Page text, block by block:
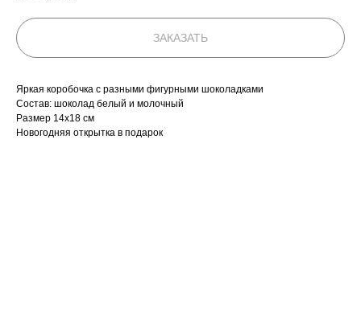
ЗАКАЗАТЬ
Яркая коробочка с разными фигурными шоколадками
Состав: шоколад белый и молочный
Размер 14х18 см
Новогодняя открытка в подарок